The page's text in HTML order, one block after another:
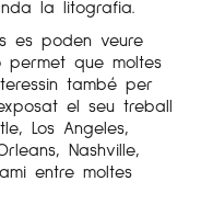
la litografia.
es poden veure
permet que moltes
també per
el seu treball
Los Angeles,
Nashville,
entre moltes